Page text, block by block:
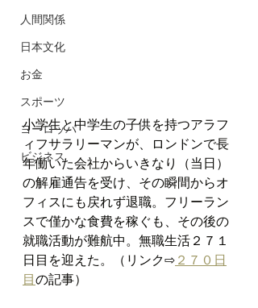
人間関係
日本文化
お金
スポーツ
ヨーロッパ
ビジネス
小学生と中学生の子供を持つアラフ
ィフサラリーマンが、ロンドンで長
年働いた会社からいきなり（当日）
の解雇通告を受け、その瞬間からオ
フィスにも戻れず退職。フリーラン
スで僅かな食費を稼ぐも、その後の
就職活動が難航中。無職生活２７１
日目を迎えた。（リンク⇨２７０日
目の記事）